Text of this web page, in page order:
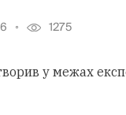
1275
у межах